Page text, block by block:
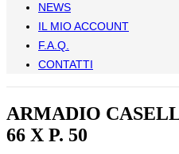
NEWS
IL MIO ACCOUNT
F.A.Q.
CONTATTI
ARMADIO
66 X P. 50